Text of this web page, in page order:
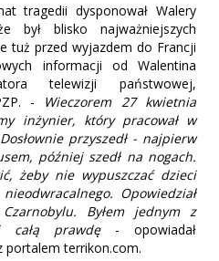
tragedii dysponował Walery
był blisko najważniejszych
tuż przed wyjazdem do Francji
informacji od Walentina
telewizji państwowej,
- Wieczorem 27 kwietnia
inżynier, który pracował w
przyszedł - najpierw
później szedł na nogach.
żeby nie wypuszczać dzieci
Opowiedział
Byłem jednym z
całą prawdę- opowiadał
portalem terrikon.com.